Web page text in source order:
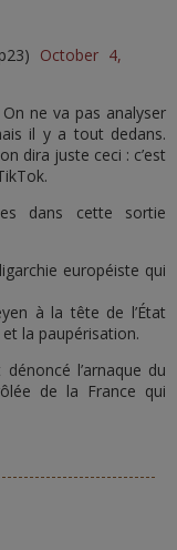
October 4,
ne va pas analyser
il y a tout dedans.
dira juste ceci : c’est
dans cette sortie
européiste qui
à la tête de l’État
la paupérisation.
l’arnaque du
de la France qui